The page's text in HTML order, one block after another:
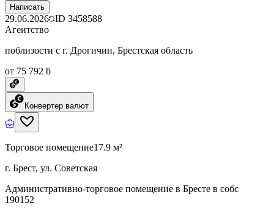
Написать
29.06.2026 ID 3458588
Агентство
поблизости с г. Дрогичин, Брестская область
от 75 792 ƃ
Конвертер валют
Торговое помещение17.9 м²
г. Брест, ул. Советская
Административно-торговое помещение в Бресте в собс
190152